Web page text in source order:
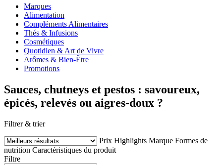
Marques
Alimentation
Compléments Alimentaires
Thés & Infusions
Cosmétiques
Quotidien & Art de Vivre
Arômes & Bien-Être
Promotions
Sauces, chutneys et pestos : savoureux,
épicés, relevés ou aigres-doux ?
Filtrer & trier
Prix Highlights Marque Formes de
nutrition Caractéristiques du produit
Filtre